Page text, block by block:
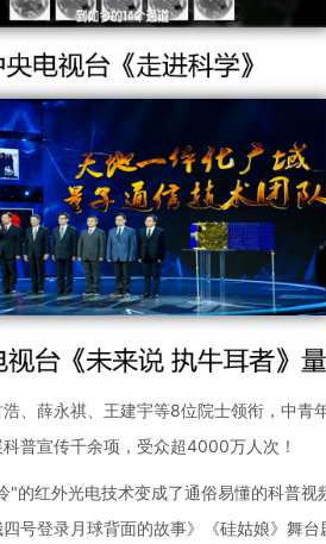
、薛永祺、王建宇等8位院士领衔，中青
普宣传千余项，受众超4000万人次！
"的红外光电技术变成了通俗易懂的科普
号登录月球背面的故事》《硅姑娘》舞